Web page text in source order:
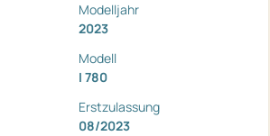
Modelljahr
2023
Modell
I 780
Erstzulassung
08/2023